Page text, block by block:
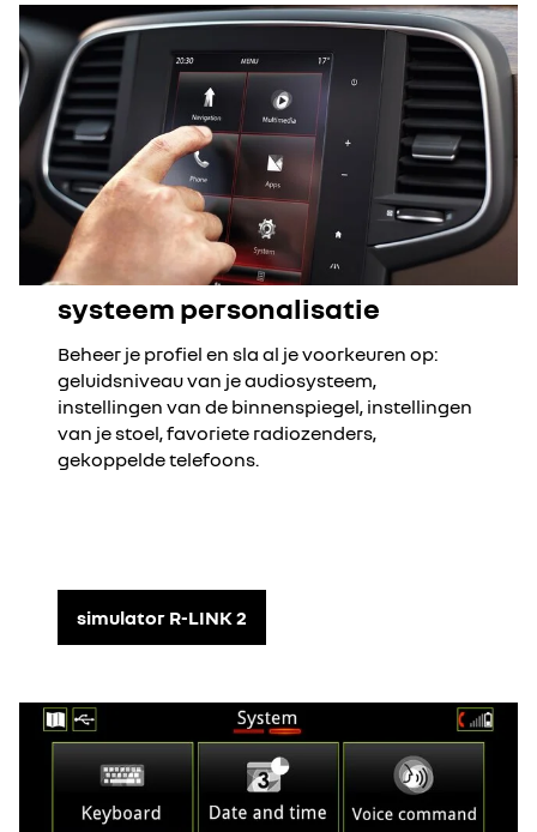
systeem personalisatie
Beheer je profiel en sla al je voorkeuren op:
geluidsniveau van je audiosysteem,
instellingen van de binnenspiegel, instellingen
van je stoel, favoriete radiozenders,
gekoppelde telefoons.
simulator R-LINK 2